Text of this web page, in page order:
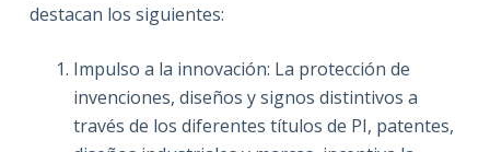
destacan los siguientes:
Impulso a la innovación: La protección de
invenciones, diseños y signos distintivos a
través de los diferentes títulos de PI, patentes,